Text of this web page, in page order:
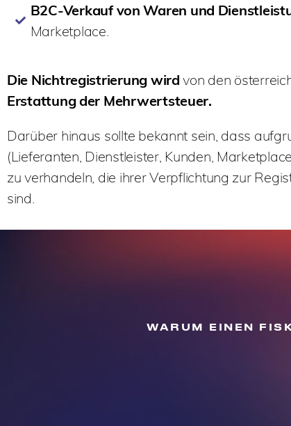
B2C-Verkauf von Waren und
Marketplace.
Die Nichtregistrierung wirdvon den
Erstattung der Mehrwertsteuer.
Darüber hinaus sollte bekannt sein, dass
(Lieferanten, Dienstleister, Kunden,
zu verhandeln, die ihrer Verpflichtung zur
sind.
WARUM EINEN